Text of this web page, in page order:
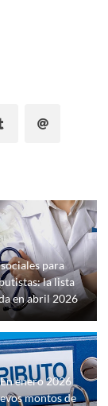
para
la lista
en abril 2026
enero 2026
montos de